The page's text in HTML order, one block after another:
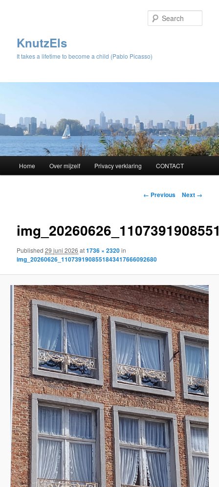
KnutzEls
It takes a lifetime to become a child (Pablo Picasso)
Skip
content
Home Over mijzelf Privacy verklaring CONTACT
Image
← Previous Next →
Published29 juni 2026 at1736 × 2320in
img_20260626_1107391908551843417666092680